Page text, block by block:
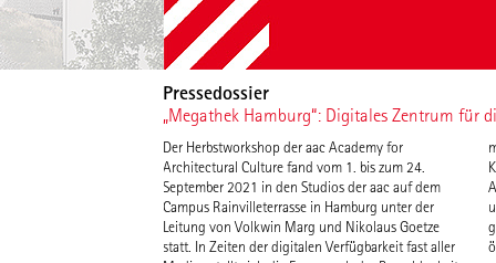
Pressedossier
„Megathek Hamburg“: Digitales Zentrum für
Der Herbstworkshop der aac Academy for
Architectural Culture fand vom 1. bis zum 24.
September 2021 in den Studios der aac auf dem
Campus Rainvilleterrasse in Hamburg unter der
Leitung von Volkwin Marg und Nikolaus Goetze
statt. In Zeiten der digitalen Verfügbarkeit fast aller
mit interaktiven Konzepten verbunden werden. In
Kombination mit einer hoch entwickelten digitalen
Ausstattung wird Raum für die Auseinandersetzung
und intensive Beschäftigung mit allen Medien
geschaffen, eine „Megathek“, die mit ihrem
öffentlichen Konzept die Bürger:innen
Gastronomie und dem öffentlich zugänglichen
„Maker Space“ mit Werkstätten, Tonstudios,
kleineren Kinos und Veranstaltungsräumen. Mit
räumlicher Vielfalt, öffentlicher Durchwegung und
attraktiven Freiflächen kann somit ein neues